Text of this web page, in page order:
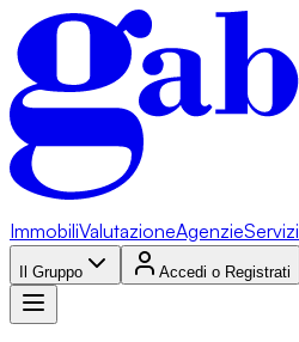
ImmobiliValutazioneAgenzieServizi
Il Gruppo Accedi o Registrati